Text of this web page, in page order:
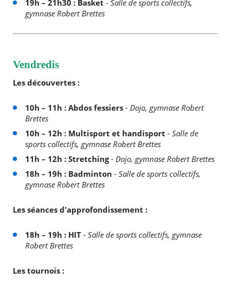
19h – 21h30 : Basket -Salle de sports collectifs,
gymnase Robert Brettes
Vendredis
Les découvertes :
10h – 11h : Abdos fessiers-Dojo, gymnase Robert
Brettes
10h – 12h : Multisport et handisport -Salle de
sports collectifs, gymnase Robert Brettes
11h – 12h : Stretching-Dojo, gymnase Robert Brettes
18h – 19h : Badminton -Salle de sports collectifs,
gymnase Robert Brettes
Les séances d'approfondissement :
18h – 19h : HIT-Salle de sports collectifs, gymnase
Robert Brettes
Les tournois :